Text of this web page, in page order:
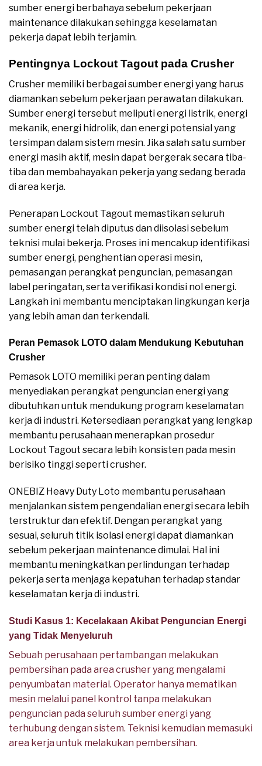
sumber energi berbahaya sebelum pekerjaan
maintenance dilakukan sehingga keselamatan
pekerja dapat lebih terjamin.
Pentingnya Lockout Tagout pada Crusher
Crusher memiliki berbagai sumber energi yang harus
diamankan sebelum pekerjaan perawatan dilakukan.
Sumber energi tersebut meliputi energi listrik, energi
mekanik, energi hidrolik, dan energi potensial yang
tersimpan dalam sistem mesin. Jika salah satu sumber
energi masih aktif, mesin dapat bergerak secara tiba-
tiba dan membahayakan pekerja yang sedang berada
di area kerja.
Penerapan Lockout Tagout memastikan seluruh
sumber energi telah diputus dan diisolasi sebelum
teknisi mulai bekerja. Proses ini mencakup identifikasi
sumber energi, penghentian operasi mesin,
pemasangan perangkat penguncian, pemasangan
label peringatan, serta verifikasi kondisi nol energi.
Langkah ini membantu menciptakan lingkungan kerja
yang lebih aman dan terkendali.
Peran Pemasok LOTO dalam Mendukung Kebutuhan
Crusher
Pemasok LOTO memiliki peran penting dalam
menyediakan perangkat penguncian energi yang
dibutuhkan untuk mendukung program keselamatan
kerja di industri. Ketersediaan perangkat yang lengkap
membantu perusahaan menerapkan prosedur
Lockout Tagout secara lebih konsisten pada mesin
berisiko tinggi seperti crusher.
ONEBIZ Heavy Duty Loto membantu perusahaan
menjalankan sistem pengendalian energi secara lebih
terstruktur dan efektif. Dengan perangkat yang
sesuai, seluruh titik isolasi energi dapat diamankan
sebelum pekerjaan maintenance dimulai. Hal ini
membantu meningkatkan perlindungan terhadap
pekerja serta menjaga kepatuhan terhadap standar
keselamatan kerja di industri.
Studi Kasus 1: Kecelakaan Akibat Penguncian Energi
yang Tidak Menyeluruh
Sebuah perusahaan pertambangan melakukan
pembersihan pada area crusher yang mengalami
penyumbatan material. Operator hanya mematikan
mesin melalui panel kontrol tanpa melakukan
penguncian pada seluruh sumber energi yang
terhubung dengan sistem. Teknisi kemudian memasuki
area kerja untuk melakukan pembersihan.